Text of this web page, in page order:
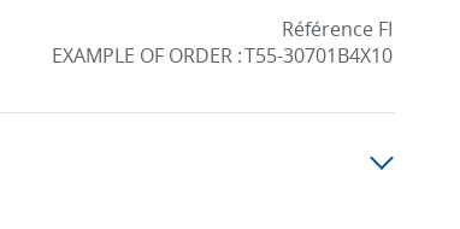
EXAMPLE OF ORDER :
Référence FI
T55-30701B4X10